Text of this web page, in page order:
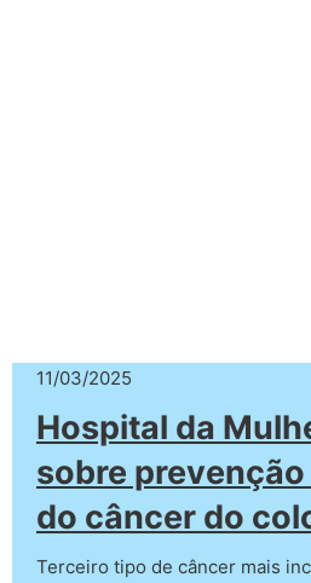
11/03/2025
Hospital da
sobre
do câncer do
Terceiro tipo de câncer mais